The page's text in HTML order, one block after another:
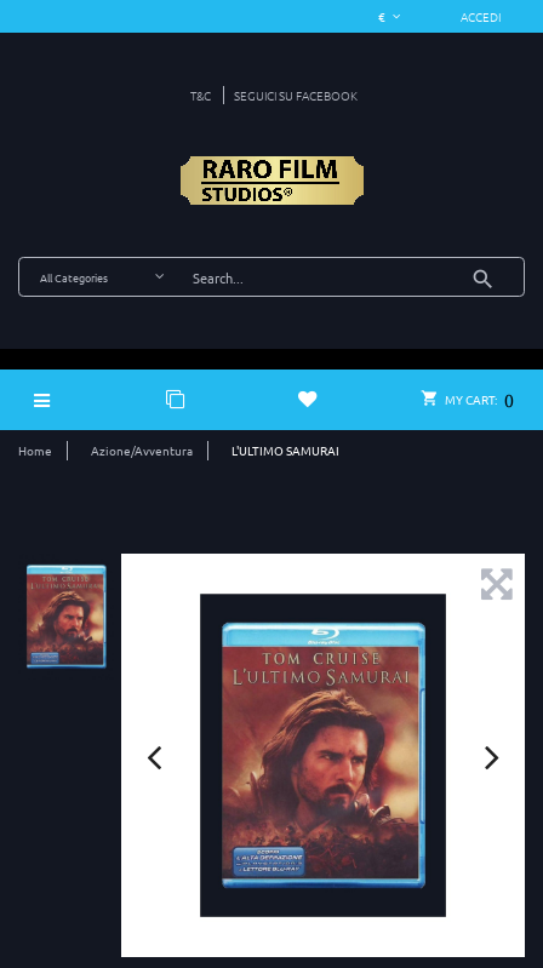
ACCEDI
T&C SEGUICI SU FACEBOOK
MY CART: 0
Home Azione/Avventura L'ULTIMO SAMURAI